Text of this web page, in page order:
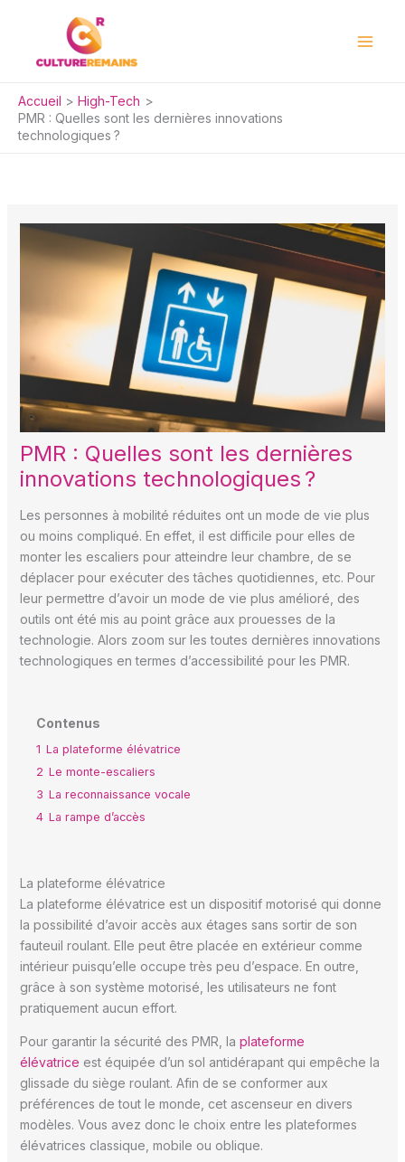
Accueil
High-Tech
PMR : Quelles sont les dernières innovations
technologiques ?
PMR : Quelles sont les dernières
innovations technologiques ?
Les personnes à mobilité réduites ont un mode de vie plus
ou moins compliqué. En effet, il est difficile pour elles de
monter les escaliers pour atteindre leur chambre, de se
déplacer pour exécuter des tâches quotidiennes, etc. Pour
leur permettre d’avoir un mode de vie plus amélioré, des
outils ont été mis au point grâce aux prouesses de la
technologie. Alors zoom sur les toutes dernières innovations
technologiques en termes d’accessibilité pour les PMR.
Contenus
1 La plateforme élévatrice
2 Le monte-escaliers
3 La reconnaissance vocale
4 La rampe d’accès
La plateforme élévatrice
La plateforme élévatrice est un dispositif motorisé qui donne
la possibilité d’avoir accès aux étages sans sortir de son
fauteuil roulant. Elle peut être placée en extérieur comme
intérieur puisqu’elle occupe très peu d’espace. En outre,
grâce à son système motorisé, les utilisateurs ne font
pratiquement aucun effort.
Pour garantir la sécurité des PMR, la plateforme
élévatrice est équipée d’un sol antidérapant qui empêche la
glissade du siège roulant. Afin de se conformer aux
préférences de tout le monde, cet ascenseur en divers
modèles. Vous avez donc le choix entre les plateformes
élévatrices classique, mobile ou oblique.